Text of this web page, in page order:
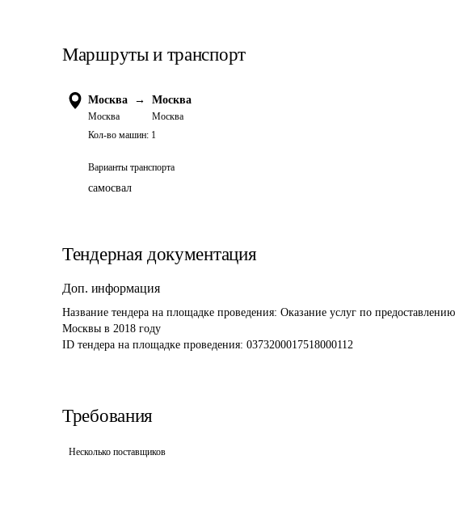
Маршруты и транспорт
Москва →
Москва
Москва
Москва
Кол-во машин: 1
Варианты транспорта
самосвал
Тендерная документация
Доп. информация
Название тендера на площадке проведения: Оказание услуг по
Москвы в 2018 году
ID тендера на площадке проведения: 0373200017518000112
Требования
Несколько поставщиков